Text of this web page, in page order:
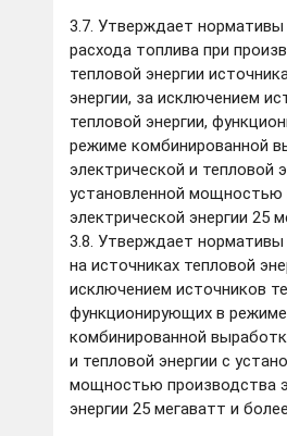
3.7. Утверждает нормативы
расхода топлива при
тепловой энергии
энергии, за исключением
тепловой энергии,
режиме комбинированной
электрической и тепловой
установленной мощностью
электрической энергии 25
3.8. Утверждает нормативы
на источниках тепловой
исключением источников
функционирующих в режиме
комбинированной
и тепловой энергии с
мощностью производства
энергии 25 мегаватт и